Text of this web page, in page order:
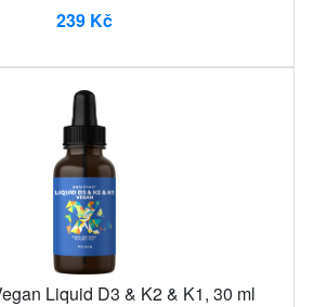
239 Kč
Liquid D3 & K2 & K1, 30 ml